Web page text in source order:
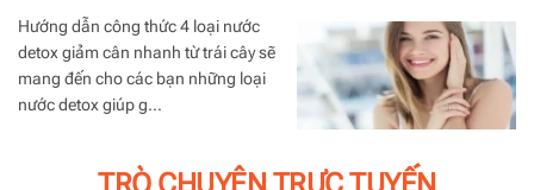
Hướng dẫn công thức 4 loại nước
detox giảm cân nhanh từ trái cây sẽ
mang đến cho các bạn những loại
nước detox giúp g…